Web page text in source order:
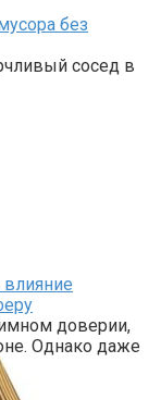
без
сосед в
влияние
доверии,
Однако даже